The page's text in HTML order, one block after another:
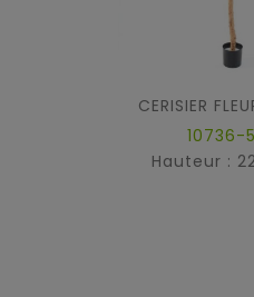
CERISIER
10736-
Hauteur :